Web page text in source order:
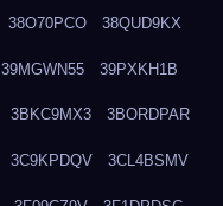
38O70PCO 38QUD9KX
39MGWN55 39PXKH1B
3BKC9MX3 3BORDPAR
3C9KPDQV 3CL4BSMV